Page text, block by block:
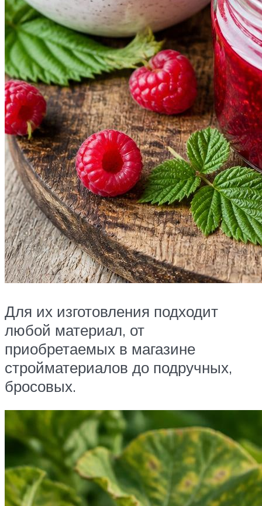
Для их изготовления подходит
любой материал, от
приобретаемых в магазине
стройматериалов до подручных,
бросовых.